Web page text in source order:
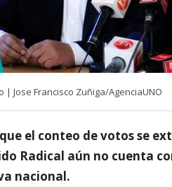
| Jose Francisco Zuñiga/AgenciaUNO
que el conteo de votos se
Radical aún no cuenta
nacional.